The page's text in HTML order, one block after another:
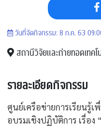
วันที่จัดกิจกรรม: 8 ก.ค. 63
สถานีวิจัยและถ่ายทอดเทค
รายละเอียดกิจกรรม
ศูนย์เครือข่ายการเรียนรู้
อบรมเชิงปฏิบัติการ เรื่อง